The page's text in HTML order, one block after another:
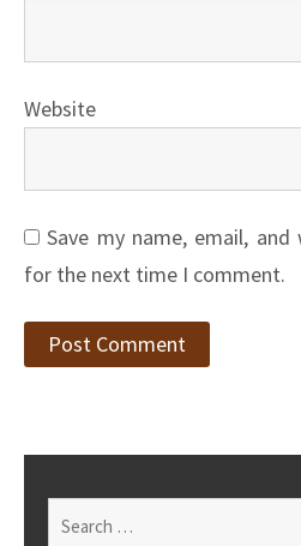
Website
Save my name, email,
for the next time I comment.
for: